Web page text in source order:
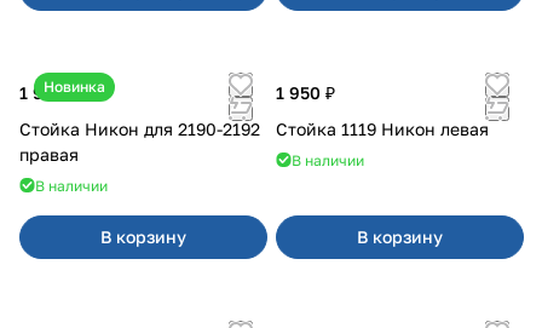
Новинка
1 900 ₽
Стойка Никон для 2190-2192
правая
В наличии
В корзину
1 950 ₽
Стойка 1119 Никон левая
В наличии
В корзину